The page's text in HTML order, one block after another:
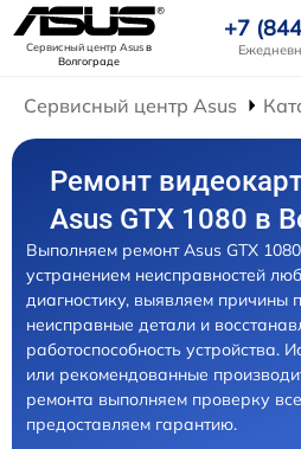
Сервисный центр Asusв
Волгограде
+7
Сервисный центр Asus
Ремонт
Asus GTX 1080 в
Выполняем ремонт Asus GTX
устранением неисправностей
диагностику, выявляем причины
неисправные детали и
работоспособность устройства.
или рекомендованные
ремонта выполняем проверку
предоставляем гарантию.